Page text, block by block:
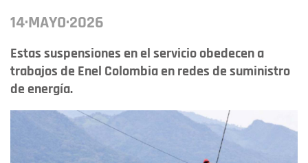
14·MAYO·2026
Estas suspensiones en el servicio obedecen a
trabajos de Enel Colombia en redes de suministro
de energía.